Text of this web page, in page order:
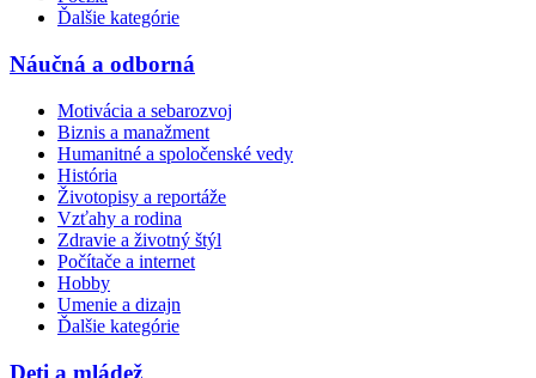
Ďalšie kategórie
Náučná a odborná
Motivácia a sebarozvoj
Biznis a manažment
Humanitné a spoločenské vedy
História
Životopisy a reportáže
Vzťahy a rodina
Zdravie a životný štýl
Počítače a internet
Hobby
Umenie a dizajn
Ďalšie kategórie
Deti a mládež